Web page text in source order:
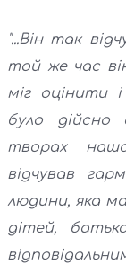
"...Він так
той же час
міг оцінити
було дійсно
творах
відчував
людини, яка
дітей,